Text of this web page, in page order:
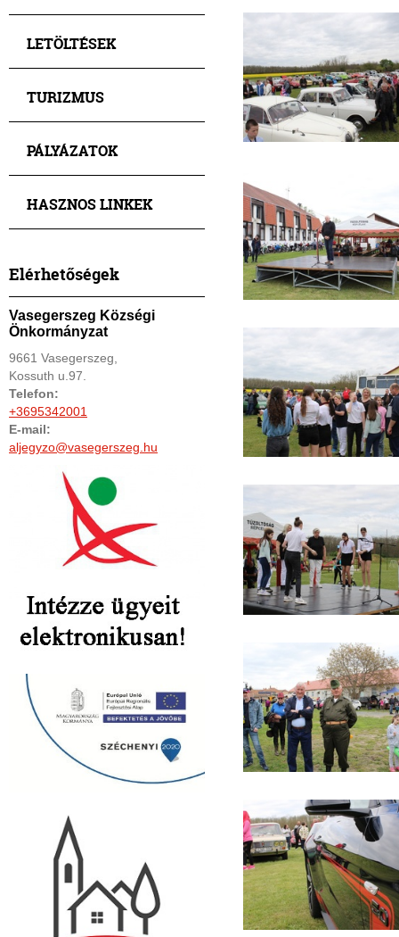
LETÖLTÉSEK
TURIZMUS
PÁLYÁZATOK
HASZNOS LINKEK
Elérhetőségek
Vasegerszeg Községi
Önkormányzat
9661 Vasegerszeg,
Kossuth u.97.
Telefon:
+3695342001
E-mail:
aljegyzo@vasegerszeg.hu